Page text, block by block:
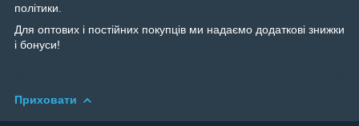
політики.
Для оптових і постійних покупців ми надаємо додаткові знижки
і бонуси!
Приховати